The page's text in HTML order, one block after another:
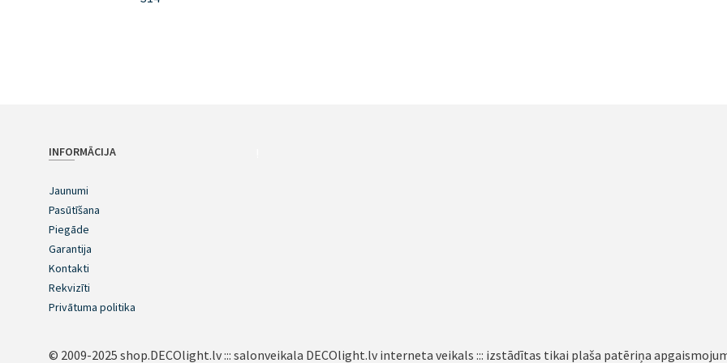
INFORMĀCIJA
Jaunumi
Pasūtīšana
Piegāde
Garantija
Kontakti
Rekvizīti
Privātuma politika
© 2009-2025 shop.DECOlight.lv ::: salonveikala DECOlight.lv interneta veikals ::: izstādītas tikai plaša patēriņa